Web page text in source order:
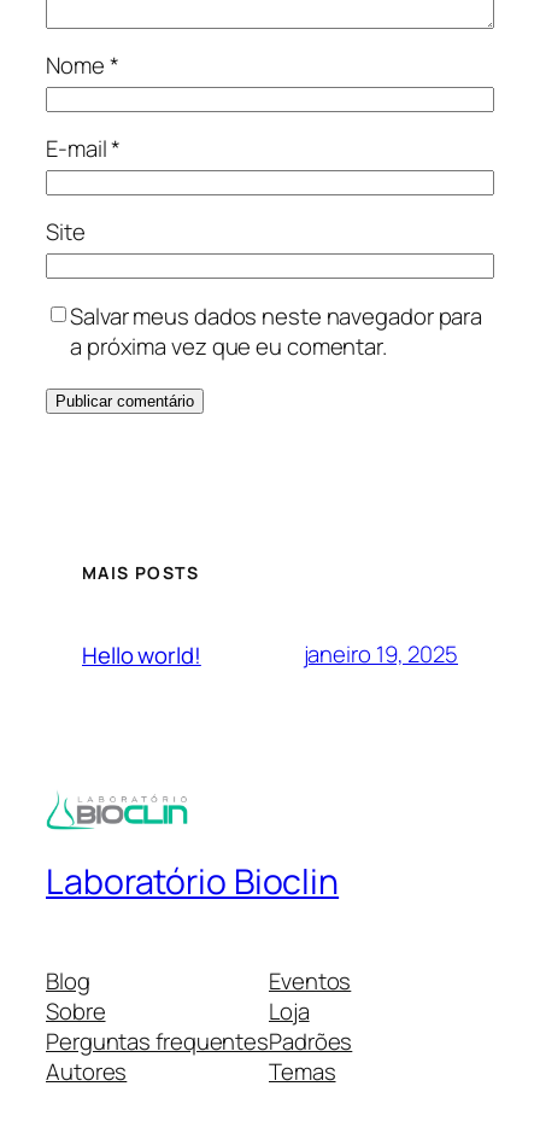
Nome*
E-mail*
Site
Salvar meus dados neste navegador para
a próxima vez que eu comentar.
MAIS POSTS
Hello world! janeiro 19, 2025
Laboratório Bioclin
Blog
Sobre
Perguntas frequentes
Autores
Eventos
Loja
Padrões
Temas